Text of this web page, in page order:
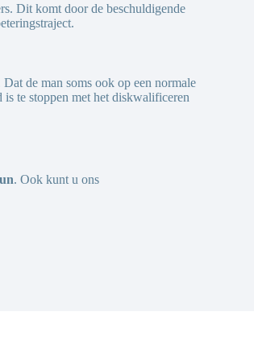
Dit komt door de beschuldigende
de man soms ook op een normale
te stoppen met het diskwalificeren
. Ook kunt u ons